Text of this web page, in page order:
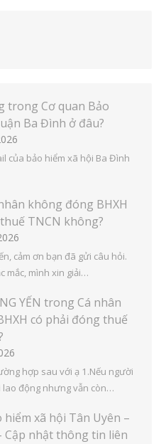
trong Cơ quan Bảo
Ba Đình ở đâu?
của bảo hiểm xã hội Ba Đình
không đóng BHXH
TNCN không?
cảm ơn bạn đã gửi câu hỏi.
mắc, mình xin giải…
YẾN trong Cá nhân
có phải đóng thuế
hợp sau với ạ 1.Nếu người
lao động nhưng vẫn còn…
hiểm xã hội Tân Uyên –
Cập nhật thông tin liên